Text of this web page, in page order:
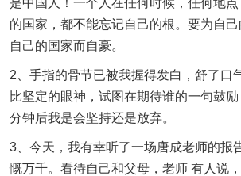
是中国人！一个人在任何时候，任何地
的国家，都不能忘记自己的根。要为自
自己的国家而自豪。
2、手指的骨节已被我握得发白，舒了口
比坚定的眼神，试图在期待谁的一句鼓
分钟后我是会坚持还是放弃。
3、今天，我有幸听了一场唐成老师的报
慨万千。看待自己和父母，老师 有人说